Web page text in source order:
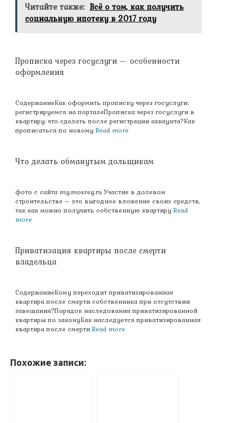
Читайте также: Всё о том, как получить
социальную ипотеку в 2017 году
Прописка через госуслуги — особенности
оформления
СодержаниеКак оформить прописку через госуслуги:
регистрируемся на порталеПрописка через госуслуги в
квартиру: что сделать после регистрации аккаунта?Как
прописаться по новомуRead more
Что делать обманутым дольщикам
фото с сайта my.mosreg.ru Участие в долевом
строительстве – это выгодное вложение своих средств,
так как можно получить собственную квартируRead
more
Приватизация квартиры после смерти
владельца
СодержаниеКому переходит приватизированная
квартира после смерти собственника при отсутствии
завещания?Порядок наследования приватизированной
квартиры по законуКак наследуется приватизированная
квартира после смертиRead more
Похожие записи: